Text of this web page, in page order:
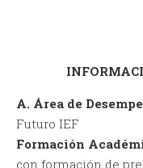
A. Área de
Futuro IEF
Formación
con formación de